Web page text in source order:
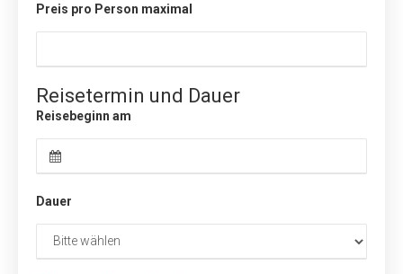
Preis pro Person maximal
Reisetermin und Dauer
Reisebeginn am
Dauer